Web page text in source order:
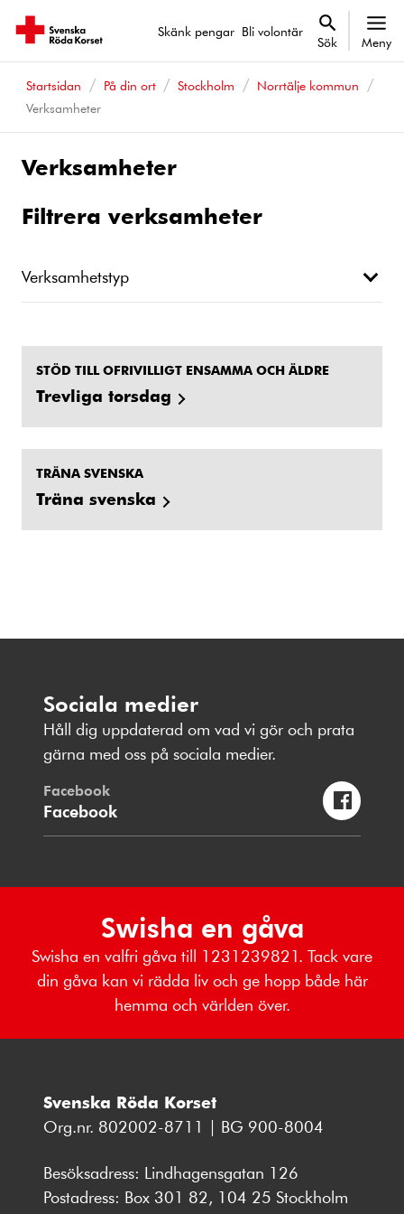
Skänk pengar Bli volontär
Sök Meny
Startsidan På din ort Stockholm
Norrtälje kommun
Verksamheter
Verksamheter
Filtrera verksamheter
Verksamhetstyp
STÖD TILL OFRIVILLIGT ENSAMMA OCH ÄLDRE
Trevliga torsdag
TRÄNA SVENSKA
Träna svenska
Sociala medier
Håll dig uppdaterad om vad vi gör och prata
gärna med oss på sociala medier.
Facebook
Facebook
Swisha en gåva
Swisha en valfri gåva till 1231239821. Tack vare
din gåva kan vi rädda liv och ge hopp både här
hemma och världen över.
Svenska Röda Korset
Org.nr. 802002-8711 | BG 900-8004
Besöksadress: Lindhagensgatan 126
Postadress: Box 301 82, 104 25 Stockholm